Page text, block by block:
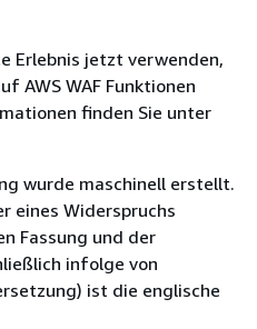
Erlebnis jetzt verwenden,
AWS WAF Funktionen
finden Sie unter
wurde maschinell erstellt.
eines Widerspruchs
Fassung und der
infolge von
ist die englische